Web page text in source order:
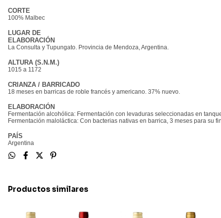
CORTE
100% Malbec
LUGAR DE
ELABORACIÓN
La Consulta y Tupungato. Provincia de Mendoza, Argentina.
ALTURA (S.N.M.)
1015 a 1172
CRIANZA / BARRICADO
18 meses en barricas de roble francés y americano. 37% nuevo.
ELABORACIÓN
Fermentación alcohólica: Fermentación con levaduras seleccionadas en
Fermentación maloláctica: Con bacterias nativas en barrica, 3 meses para su
PAÍS
Argentina
Productos similares